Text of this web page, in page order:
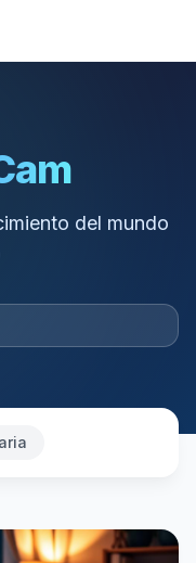
del mundo